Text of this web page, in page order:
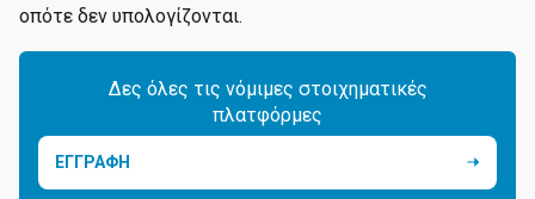
οπότε δεν υπολογίζονται.
Δες όλες τις νόμιμες στοιχηματικές
πλατφόρμες
ΕΓΓΡΑΦΗ